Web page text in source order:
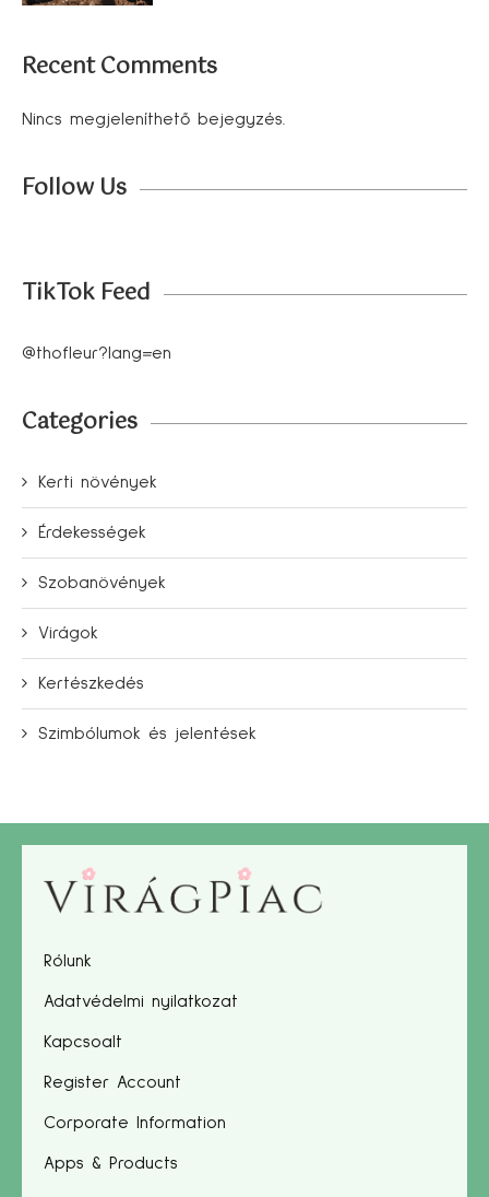
Recent Comments
Nincs megjeleníthető bejegyzés.
Follow Us
TikTok Feed
@thofleur?lang=en
Categories
Kerti növények
Érdekességek
Szobanövények
Virágok
Kertészkedés
Szimbólumok és jelentések
Rólunk
Adatvédelmi nyilatkozat
Kapcsoalt
Register Account
Corporate Information
Apps & Products